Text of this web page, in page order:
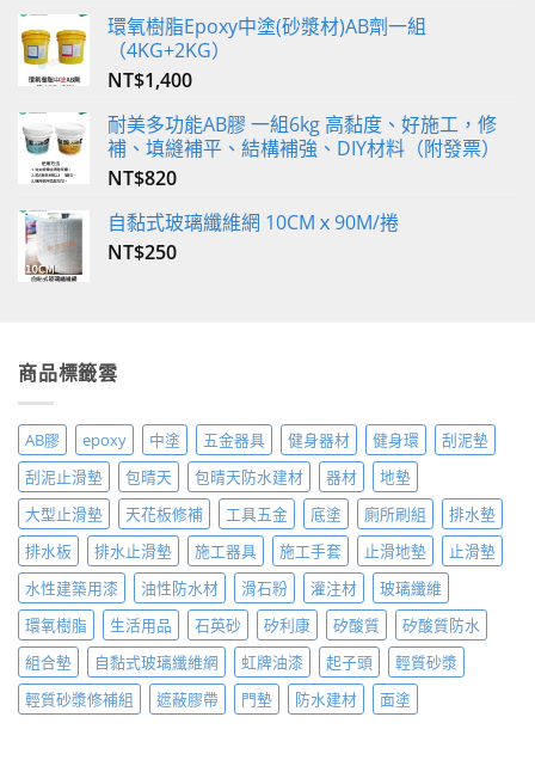
環氧樹脂Epoxy中塗(砂漿材)AB劑一組
（4KG+2KG）
NT$1,400
耐美多功能AB膠 一組6kg 高黏度、好施工，修
補、填縫補平、結構補強、DIY材料（附發票）
NT$820
自黏式玻璃纖維網 10CMｘ90M/捲
NT$250
商品標籤雲
AB膠 epoxy 中塗 五金器具 健身器材 健身環
刮泥墊
刮泥止滑墊
包晴天 包晴天防水建材 器材
地墊
大型止滑墊
天花板修補 工具五金 底塗 廁所刷組
排水墊
排水板
排水止滑墊 施工器具 施工手套 止滑地墊
止滑墊
水性建築用漆
油性防水材 滑石粉 灌注材
玻璃纖維
環氧樹脂
生活用品 石英砂 矽利康 矽酸質
矽酸質防水
組合墊
自黏式玻璃纖維網 虹牌油漆 起子頭
輕質砂漿
輕質砂漿修補組
遮蔽膠帶 門墊 防水建材 面塗